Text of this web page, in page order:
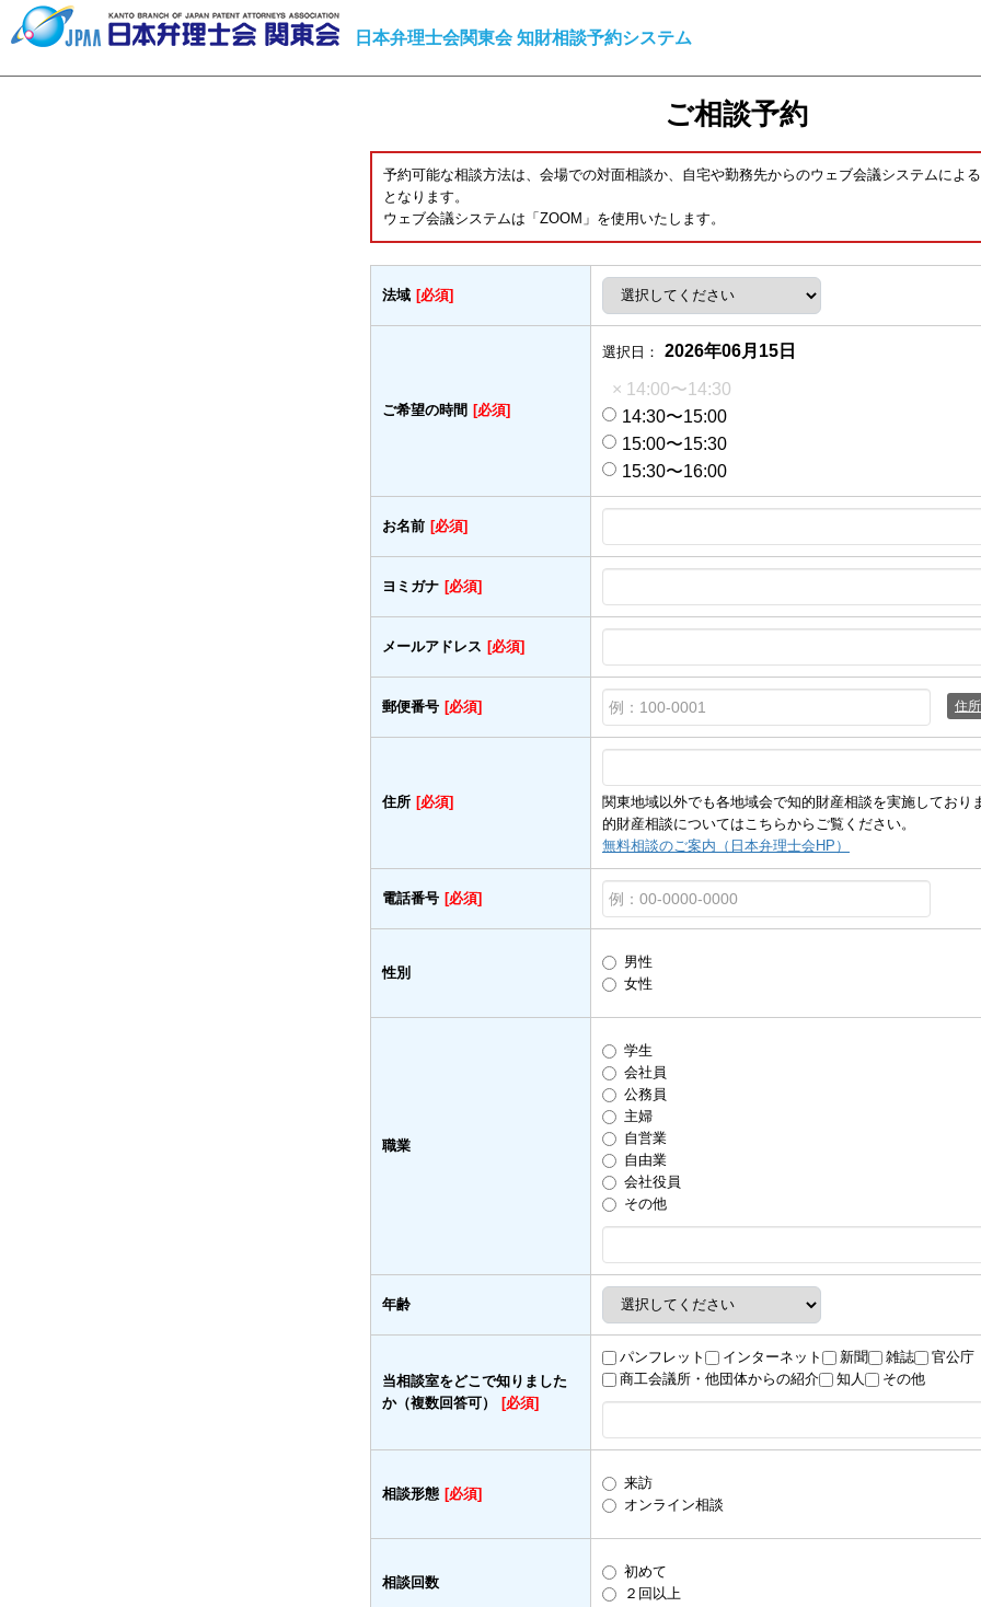
日本弁理士会関東会 知財相談予約システム
ご相談予約
予約可能な相談方法は、会場での対面相談か、自宅や勤務先からのウェブ会議システムによ
となります。
ウェブ会議システムは「ZOOM」を使用いたします。
法域 [必須]
ご希望の時間 [必須]
選択日： 2026年06月15日
× 14:00〜14:30
14:30〜15:00
15:00〜15:30
15:30〜16:00
お名前 [必須]
ヨミガナ [必須]
メールアドレス [必須]
郵便番号 [必須] 住
住所 [必須]
関東地域以外でも各地域会で知的財産相談を実施しており
的財産相談についてはこちらからご覧ください。
無料相談のご案内（日本弁理士会HP）
電話番号 [必須]
性別
男性
女性
職業
学生
会社員
公務員
主婦
自営業
自由業
会社役員
その他
年齢
当相談室をどこで知りました
か（複数回答可）
[必須]
パンフレット インターネット 新聞 雑誌
官公庁
商工会議所・他団体からの紹介
知人 その他
相談形態 [必須]
来訪
オンライン相談
相談回数
初めて
２回以上